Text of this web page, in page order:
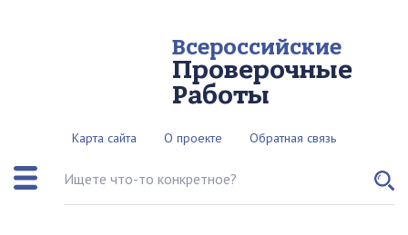
Всероссийские
Проверочные
Работы
Карта сайта О проекте Обратная связь
Поиск по сайту